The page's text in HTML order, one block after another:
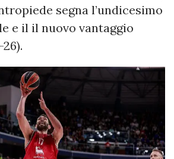
segna l’undicesimo
e il il nuovo vantaggio